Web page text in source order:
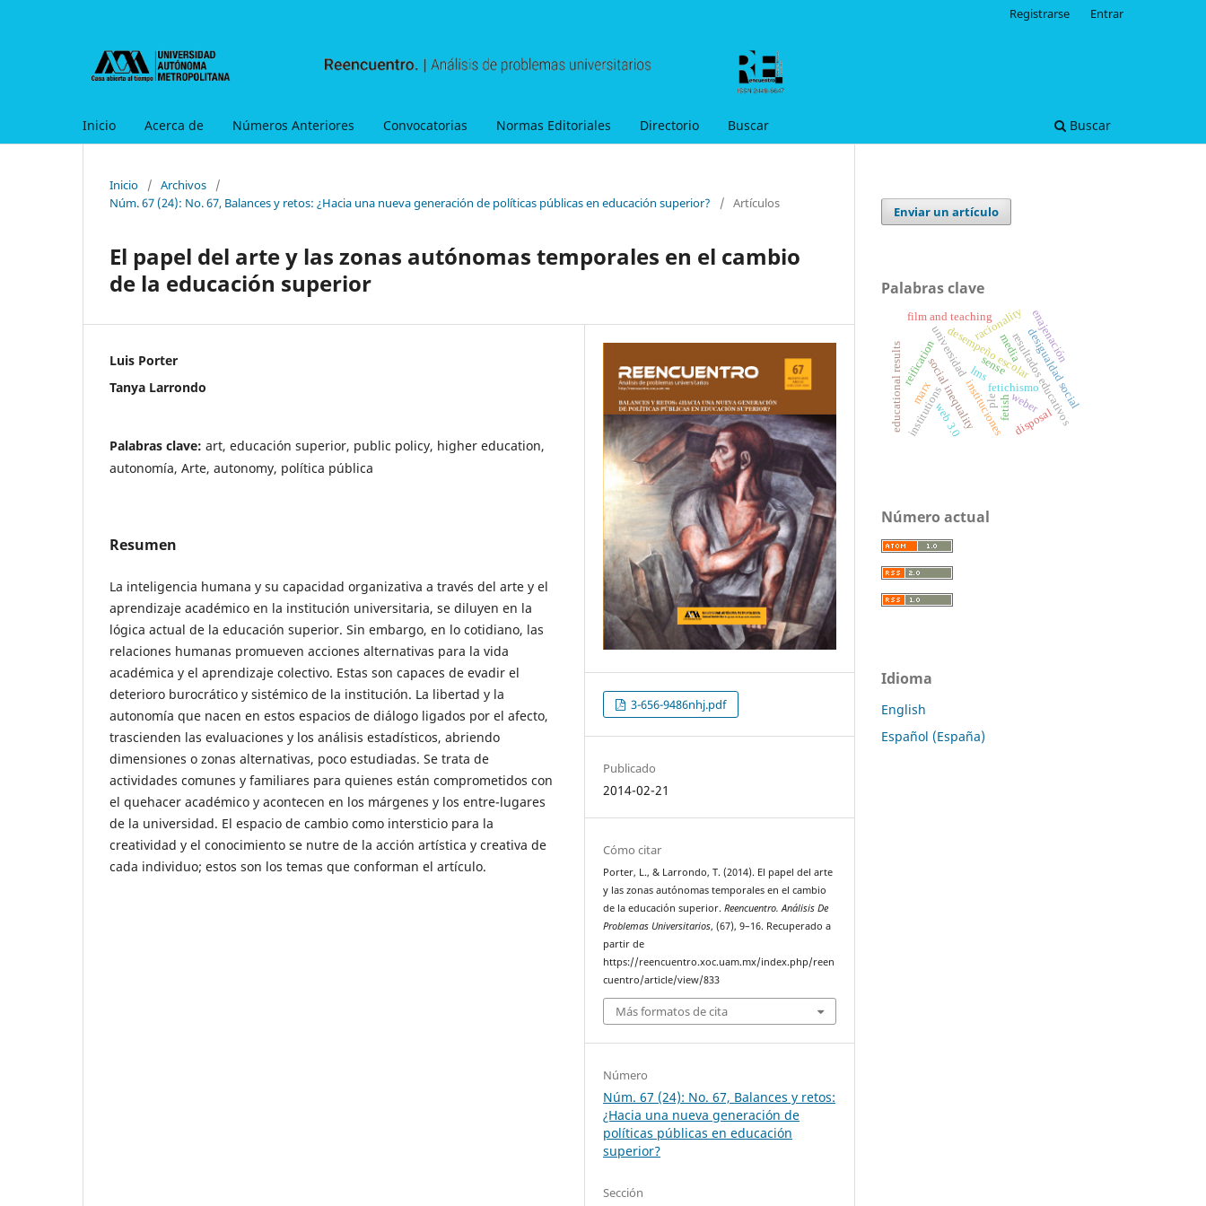
Inicio Acerca de Números Anteriores Convocatorias Normas Editoriales Directorio Buscar Buscar
Registrarse Entrar
Inicio / Archivos
/
Núm. 67 (24): No. 67, Balances y retos: ¿Hacia una nueva generación de políticas públicas en educación superior?
/ Artículos
El papel del arte y las zonas autónomas temporales en el cambio
de la educación superior
Luis Porter
Tanya Larrondo
Palabras clave: art, educación superior, public policy, higher education,
autonomía, Arte, autonomy, política pública
Resumen
La inteligencia humana y su capacidad organizativa a través del arte y el
aprendizaje académico en la institución universitaria, se diluyen en la
lógica actual de la educación superior. Sin embargo, en lo cotidiano, las
relaciones humanas promueven acciones alternativas para la vida
académica y el aprendizaje colectivo. Estas son capaces de evadir el
deterioro burocrático y sistémico de la institución. La libertad y la
autonomía que nacen en estos espacios de diálogo ligados por el afecto,
trascienden las evaluaciones y los análisis estadísticos, abriendo
dimensiones o zonas alternativas, poco estudiadas. Se trata de
actividades comunes y familiares para quienes están comprometidos con
el quehacer académico y acontecen en los márgenes y los entre-lugares
de la universidad. El espacio de cambio como intersticio para la
creatividad y el conocimiento se nutre de la acción artística y creativa de
cada individuo; estos son los temas que conforman el artículo.
3-656-9486nhj.pdf
Publicado
2014-02-21
Cómo citar
Porter, L., & Larrondo, T. (2014). El papel del arte
y las zonas autónomas temporales en el cambio
de la educación superior.Reencuentro. Análisis De
Problemas Universitarios, (67), 9–16. Recuperado a
partir de
https://reencuentro.xoc.uam.mx/index.php/reen
cuentro/article/view/833
Más formatos de cita
Número
Núm. 67 (24): No. 67, Balances y retos:
¿Hacia una nueva generación de
políticas públicas en educación
superior?
Sección
Enviar un artículo
Palabras clave
universidad
fetichismo
resultados educativos
desempeño escolar
social inequality desigualdad social
racionality
weber
institutions institucionesfetish disposal
reification enajenación
marx
educational results media
film and teaching
ple
lms
web 3.0
sense
Número actual
Idioma
English
Español (España)